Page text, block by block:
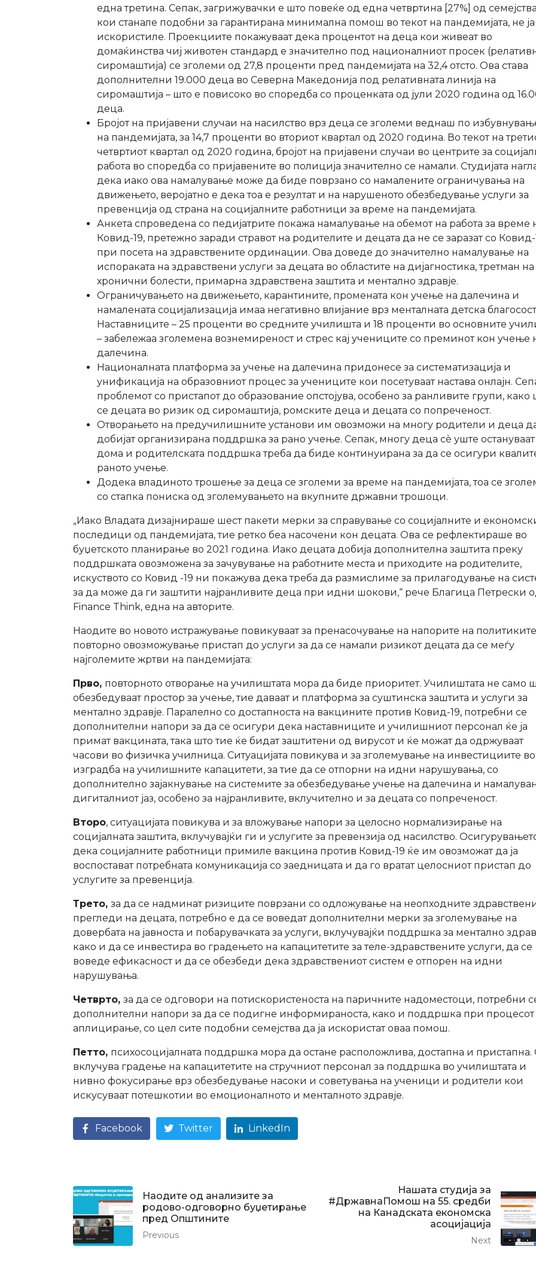
една третина. Сепак, загрижувачки е што повеќе од една четвртина [27%] од
кои станале подобни за гарантирана минимална помош во текот на пандемијата, не ја
искористиле. Проекциите покажуваат дека процентот на деца кои живеат во
домаќинства чиј животен стандард е значително под националниот просек
сиромаштија) се зголеми од 27,8 проценти пред пандемијата на 32,4 отсто. Ова става
дополнителни 19.000 деца во Северна Македонија под релативната линија на
сиромаштија – што е повисоко во споредба со проценката од јули 2020 година од
деца.
Бројот на пријавени случаи на насилство врз деца се зголеми веднаш по
на пандемијата, за 14,7 проценти во вториот квартал од 2020 година. Во текот на
четвртиот квартал од 2020 година, бројот на пријавени случаи во центрите за
работа во споредба со пријавените во полиција значително се намали. Студијата
дека иако ова намалување може да биде поврзано со намалените ограничувања на
движењето, веројатно е дека тоа е резултат и на нарушеното обезбедување услуги за
превенција од страна на социјалните работници за време на пандемијата.
Анкета спроведена со педијатрите покажа намалување на обемот на работа за време
Ковид-19, претежно заради стравот на родителите и децата да не се заразат со Ковид-
при посета на здравствените ординации. Ова доведе до значително намалување на
испораката на здравствени услуги за децата во областите на дијагностика, третман на
хронични болести, примарна здравствена заштита и ментално здравје.
Ограничувањето на движењето, карантините, промената кон учење на далечина и
намалената социјализација имаа негативно влијание врз менталната детска
Наставниците – 25 проценти во средните училишта и 18 проценти во основните
– забележаа зголемена вознемиреност и стрес кај учениците со преминот кон учење
далечина.
Националната платформа за учење на далечина придонесе за систематизација и
унификација на образовниот процес за учениците кои посетуваат настава онлајн.
проблемот со пристапот до образование опстојува, особено за ранливите групи, како
се децата во ризик од сиромаштија, ромските деца и децата со попреченост.
Отворањето на предучилишните установи им овозможи на многу родители и деца
добијат организирана поддршка за рано учење. Сепак, многу деца сè уште остануваат
дома и родителската поддршка треба да биде континуирана за да се осигури
раното учење.
Додека владиното трошење за деца се зголеми за време на пандемијата, тоа се
со стапка пониска од зголемувањето на вкупните државни трошоци.
„Иако Владата дизајнираше шест пакети мерки за справување со социјалните и
последици од пандемијата, тие ретко беа насочени кон децата. Ова се рефлектираше во
буџетското планирање во 2021 година. Иако децата добија дополнителна заштита преку
поддршката овозможена за зачувување на работните места и приходите на родителите,
искуството со Ковид -19 ни покажува дека треба да размислиме за прилагодување на
за да може да ги заштити најранливите деца при идни шокови,“ рече Благица Петрески
Finance Think, една на авторите.
Наодите во новото истражување повикуваат за пренасочување на напорите на
повторно овозможување пристап до услуги за да се намали ризикот децата да се меѓу
најголемите жртви на пандемијата:
Прво, повторното отворање на училиштата мора да биде приоритет. Училиштата не само
обезбедуваат простор за учење, тие даваат и платформа за суштинска заштита и услуги за
ментално здравје. Паралелно со достапноста на вакцините против Ковид-19, потребни се
дополнителни напори за да се осигури дека наставниците и училишниот персонал ќе ја
примат вакцината, така што тие ќе бидат заштитени од вирусот и ќе можат да одржуваат
часови во физичка училница. Ситуацијата повикува и за зголемување на инвестициите во
изградба на училишните капацитети, за тие да се отпорни на идни нарушувања, со
дополнително зајакнување на системите за обезбедување учење на далечина и
дигиталниот јаз, особено за најранливите, вклучително и за децата со попреченост.
Второ, ситуацијата повикува и за вложување напори за целосно нормализирање на
социјалната заштита, вклучувајќи ги и услугите за превензија од насилство.
дека социјалните работници примиле вакцина против Ковид-19 ќе им овозможат да ја
воспостават потребната комуникација со заедницата и да го вратат целосниот пристап до
услугите за превенција.
Трето, за да се надминат ризиците поврзани со одложување на неопходните
прегледи на децата, потребно е да се воведат дополнителни мерки за зголемување на
довербата на јавноста и побарувачката за услуги, вклучувајќи поддршка за ментално
како и да се инвестира во градењето на капацитетите за теле-здравствените услуги, да се
воведе ефикасност и да се обезбеди дека здравствениот систем е отпорен на идни
нарушувања.
Четврто, за да се одговори на потискористеноста на паричните надоместоци, потребни
дополнителни напори за да се подигне информираноста, како и поддршка при процесот
аплицирање, со цел сите подобни семејства да ја искористат оваа помош.
Петто, психосоцијалната поддршка мора да остане расположлива, достапнa и пристапна.
вклучува градење на капацитетите на стручниот персонал за поддршка во училиштата и
нивно фокусирање врз обезбедување насоки и советувања на ученици и родители кои
искусуваат потешкотии во емоционалното и менталното здравје.
Facebook Twitter LinkedIn
Наодите од анализите за
родово-одговорно буџетирање
пред Општините
Previous
Нашата студија за
#ДржавнаПомош на 55. средби
на Канадската економска
асоцијација
Next